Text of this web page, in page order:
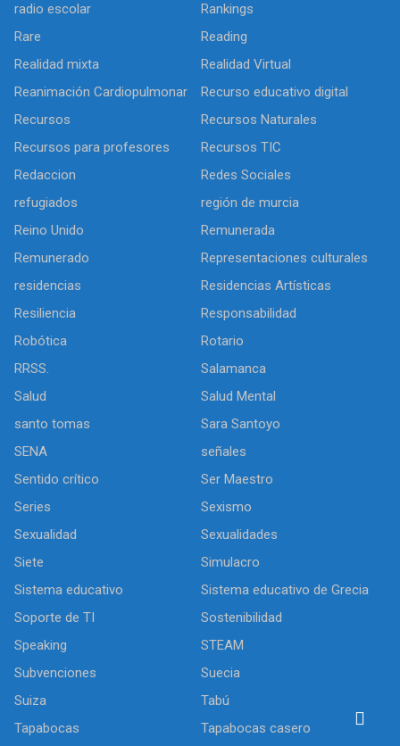
radio escolar
Rankings
Rare
Reading
Realidad mixta
Realidad Virtual
Reanimación Cardiopulmonar
Recurso educativo digital
Recursos
Recursos Naturales
Recursos para profesores
Recursos TIC
Redaccion
Redes Sociales
refugiados
región de murcia
Reino Unido
Remunerada
Remunerado
Representaciones culturales
residencias
Residencias Artísticas
Resiliencia
Responsabilidad
Robótica
Rotario
RRSS.
Salamanca
Salud
Salud Mental
santo tomas
Sara Santoyo
SENA
señales
Sentido crítico
Ser Maestro
Series
Sexismo
Sexualidad
Sexualidades
Siete
Simulacro
Sistema educativo
Sistema educativo de Grecia
Soporte de TI
Sostenibilidad
Speaking
STEAM
Subvenciones
Suecia
Suiza
Tabú
Tapabocas
Tapabocas casero